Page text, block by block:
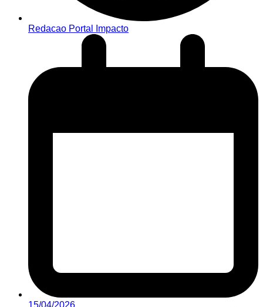
Redacao Portal Impacto